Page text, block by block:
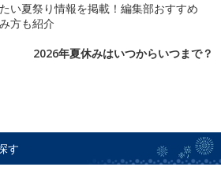
い夏祭り情報を掲載！編集部おすすめ
方も紹介
2026年夏休みはいつからいつまで？
す